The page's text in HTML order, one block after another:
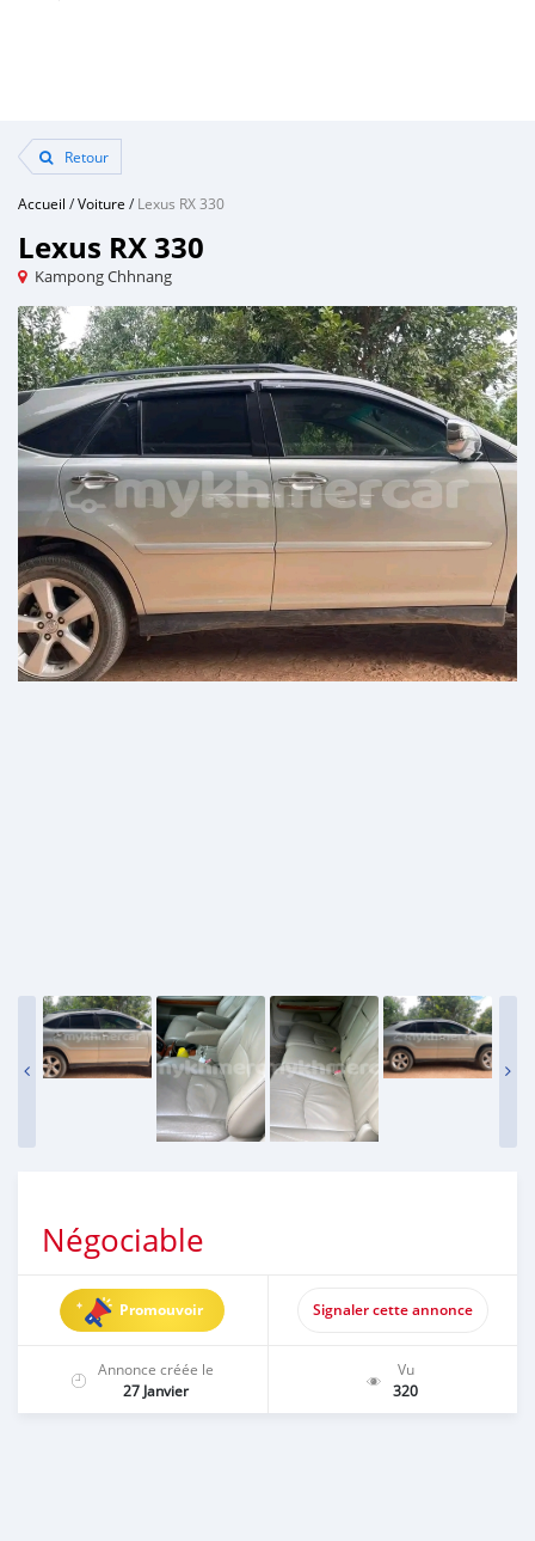
Retour
Accueil /Voiture /Lexus RX 330
Lexus RX 330
Kampong Chhnang
Négociable
Promouvoir Signaler cette annonce
Annonce créée le
27 Janvier
Vu
320